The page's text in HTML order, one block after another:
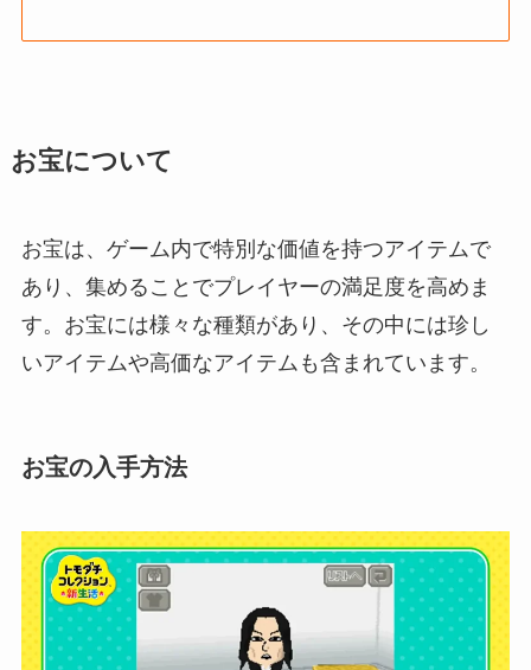
お宝について
お宝は、ゲーム内で特別な価値を持つアイテムで
あり、集めることでプレイヤーの満足度を高めま
す。お宝には様々な種類があり、その中には珍し
いアイテムや高価なアイテムも含まれています。
お宝の入手方法